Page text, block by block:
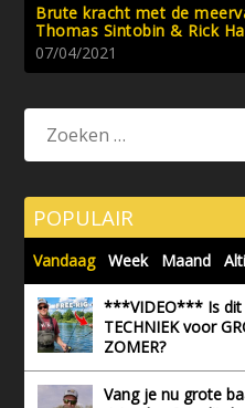
Brute kracht met de
Thomas Sintobin & Rick
07/04/2021
POPULAIR
Vandaag Week Maand
***VIDEO*** Is dit
TECHNIEK voor
ZOMER?
Vang je nu grote